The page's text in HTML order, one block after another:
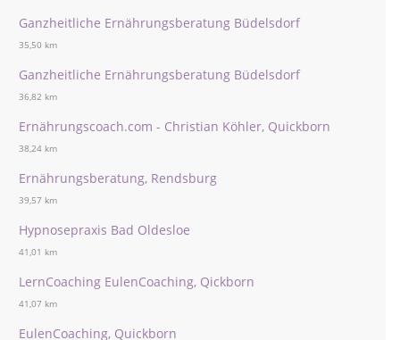
Ganzheitliche Ernährungsberatung Büdelsdorf
35,50 km
Ganzheitliche Ernährungsberatung Büdelsdorf
36,82 km
Ernährungscoach.com - Christian Köhler, Quickborn
38,24 km
Ernährungsberatung, Rendsburg
39,57 km
Hypnosepraxis Bad Oldesloe
41,01 km
LernCoaching EulenCoaching, Qickborn
41,07 km
EulenCoaching, Quickborn